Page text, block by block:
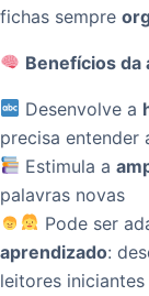
fichas sempre
Benefícios da
Desenvolve a
precisa entender
Estimula a
palavras novas
Pode ser
aprendizado:
leitores iniciantes